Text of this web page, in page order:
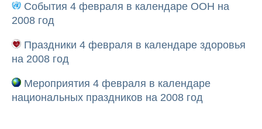
События 4 февраля в календаре ООН на
2008 год
Праздники 4 февраля в календаре здоровья
на 2008 год
Мероприятия 4 февраля в календаре
национальных праздников на 2008 год